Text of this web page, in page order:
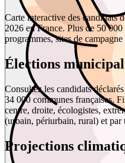
Carte interactive des candidats
2026 en France. Plus de 50
programmes, sites de
Élections
Consultez les candidats
34 000 communes françaises.
centre, droite, écologistes,
(urbain, périurbain, rural) et par
Projections